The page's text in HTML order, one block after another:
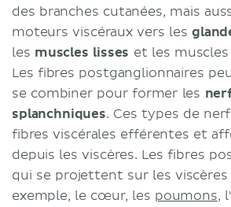
des branches cutanées, mais
moteurs viscéraux vers les
les muscles lisses et les
Les fibres postganglionnaires
se combiner pour former les
splanchniques. Ces types de
fibres viscérales efférentes et
depuis les viscères. Les fibres
qui se projettent sur les viscères
exemple, le cœur, les poumons, l'